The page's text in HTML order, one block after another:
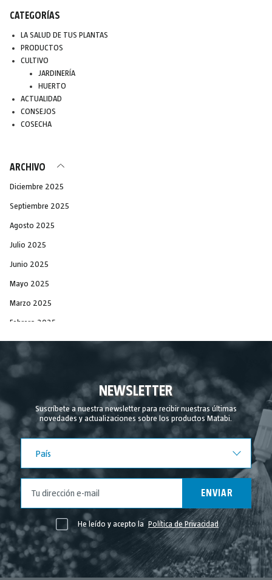
CATEGORÍAS
LA SALUD DE TUS PLANTAS
PRODUCTOS
CULTIVO
JARDINERÍA
HUERTO
ACTUALIDAD
CONSEJOS
COSECHA
ARCHIVO
Diciembre 2025
Septiembre 2025
Agosto 2025
Julio 2025
Junio 2025
Mayo 2025
Marzo 2025
Febrero 2025
Diciembre 2024
Agosto 2024
Julio 2024
Junio 2024
Mayo 2024
Abril 2024
Marzo 2024
Febrero 2024
Noviembre 2023
Mayo 2023
Abril 2023
NEWSLETTER
Suscríbete a nuestra newsletter para recibir nuestras últimas
novedades y actualizaciones sobre los productos Matabi.
País
ENVIAR
He leído y acepto la Política de Privacidad